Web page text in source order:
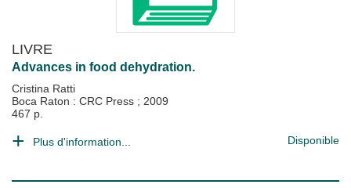
LIVRE
Advances in food dehydration.
Cristina Ratti
Boca Raton : CRC Press ; 2009
467 p.
Plus d'information... Disponible